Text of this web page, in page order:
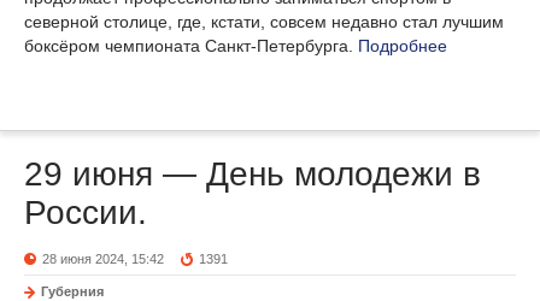
северной столице, где, кстати, совсем недавно стал лучшим
боксёром чемпионата Санкт-Петербурга. Подробнее
29 июня — День молодежи в
России.
28 июня 2024, 15:42 1391
Губерния